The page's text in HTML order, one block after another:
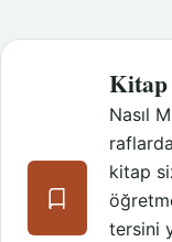
Kitap
Nasıl
kitap
tersini